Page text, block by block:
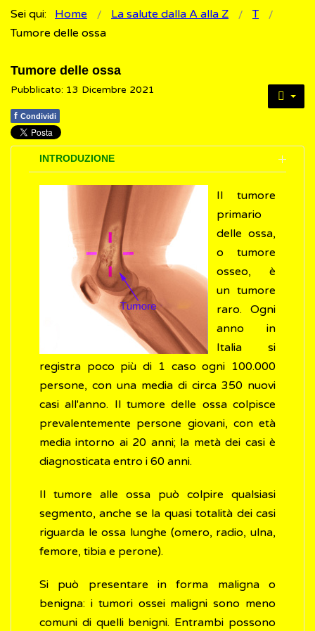
Sei qui: Home La salute dalla A alla Z
T
Tumore delle ossa
Tumore delle ossa
Pubblicato: 13 Dicembre 2021
f Condividi
INTRODUZIONE
Il tumore
primario
delle ossa,
o tumore
osseo, è
un tumore
raro. Ogni
anno in
Italia si
registra poco più di 1 caso ogni 100.000
persone, con una media di circa 350 nuovi
casi all'anno. Il tumore delle ossa colpisce
prevalentemente persone giovani, con età
media intorno ai 20 anni; la metà dei casi è
diagnosticata entro i 60 anni.
Il tumore alle ossa può colpire qualsiasi
segmento, anche se la quasi totalità dei casi
riguarda le ossa lunghe (omero, radio, ulna,
femore, tibia e perone).
Si può presentare in forma maligna o
benigna: i tumori ossei maligni sono meno
comuni di quelli benigni. Entrambi possono